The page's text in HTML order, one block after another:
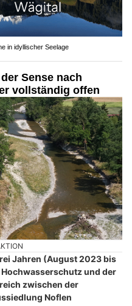
in idyllischer Seelage
Sense nach
vollständig offen
Jahren (August 2023 bis
und der
zwischen der
Noflen